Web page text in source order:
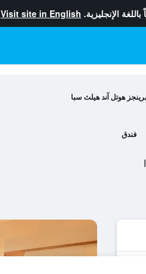
الإنجليزية. Visit site in English
هوتل آند هيلث سبا
فندق